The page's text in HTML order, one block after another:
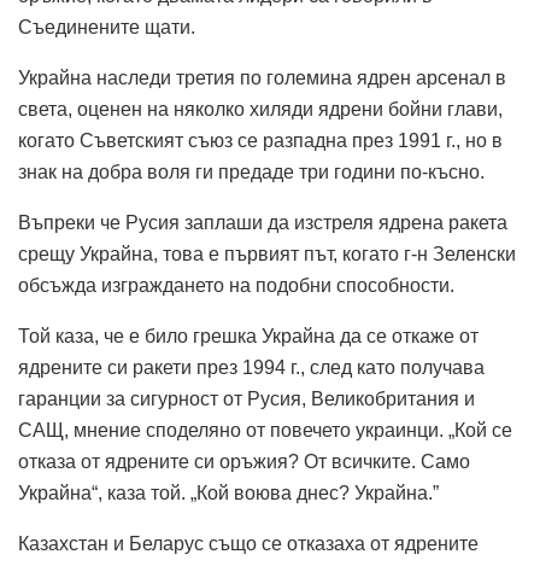
Съединените щати.
Украйна наследи третия по големина ядрен арсенал в
света, оценен на няколко хиляди ядрени бойни глави,
когато Съветският съюз се разпадна през 1991 г., но в
знак на добра воля ги предаде три години по-късно.
Въпреки че Русия заплаши да изстреля ядрена ракета
срещу Украйна, това е първият път, когато г-н Зеленски
обсъжда изграждането на подобни способности.
Той каза, че е било грешка Украйна да се откаже от
ядрените си ракети през 1994 г., след като получава
гаранции за сигурност от Русия, Великобритания и
САЩ, мнение споделяно от повечето украинци. „Кой се
отказа от ядрените си оръжия? От всичките. Само
Украйна“, каза той. „Кой воюва днес? Украйна.”
Казахстан и Беларус също се отказаха от ядрените